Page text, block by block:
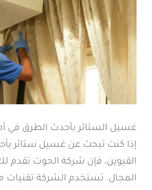
غسيل الستائر بأحدث الطرق في
إذا كنت تبحث عن غسيل ستائر
القيوين، فإن شركة الحوت تقدم
المجال. تستخدم الشركة